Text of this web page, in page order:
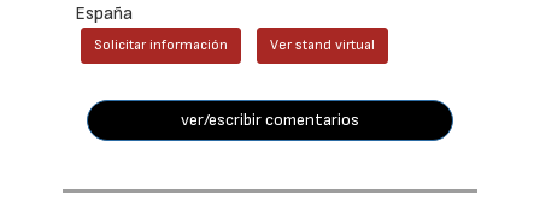
España
Solicitar información Ver stand virtual
ver/escribir comentarios